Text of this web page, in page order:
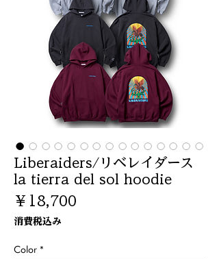
Liberaiders/リベレイダース
la tierra del sol hoodie
￥18,700
消費税込み
Color *